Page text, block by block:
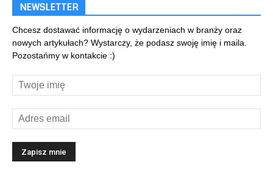
NEWSLETTER
Chcesz dostawać informację o wydarzeniach w branży oraz
nowych artykułach? Wystarczy, że podasz swoję imię i maila.
Pozostańmy w kontakcie :)